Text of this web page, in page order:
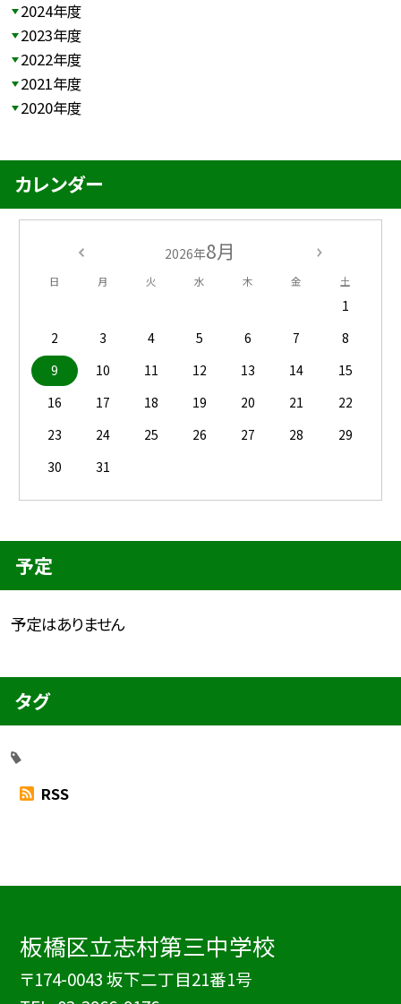
2024年度
2023年度
2022年度
2021年度
2020年度
カレンダー
2026年8月
日 月 火 水 木 金 土
1
2
3 4 5 6 7
8
9
10 11 12 13 14
15
16
17 18 19 20 21
22
23
24 25 26 27 28
29
30
31
予定
予定はありません
タグ
RSS
板橋区立志村第三中学校
〒174-0043 坂下二丁目21番1号